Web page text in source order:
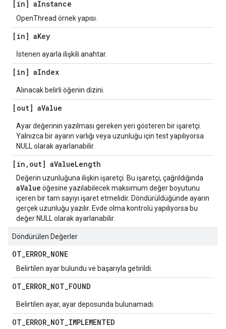
[in] aInstance
OpenThread örnek yapısı.
[in] aKey
İstenen ayarla ilişkili anahtar.
[in] aIndex
Alınacak belirli öğenin dizini.
[out] aValue
Ayar değerinin yazılması gereken yeri gösteren bir işaretçi.
Yalnızca bir ayarın varlığı veya uzunluğu için test yapılıyorsa
NULL olarak ayarlanabilir.
[in , out] aValueLength
Değerin uzunluğuna ilişkin işaretçi. Bu işaretçi, çağrıldığında
aValue öğesine yazılabilecek maksimum değer boyutunu
içeren bir tam sayıyı işaret etmelidir. Döndürüldüğünde ayarın
gerçek uzunluğu yazılır. Evde olma kontrolü yapılıyorsa bu
değer NULL olarak ayarlanabilir.
Döndürülen Değerler
OT_ERROR_NONE
Belirtilen ayar bulundu ve başarıyla getirildi.
OT_ERROR_NOT_FOUND
Belirtilen ayar, ayar deposunda bulunamadı.
OT_ERROR_NOT_IMPLEMENTED